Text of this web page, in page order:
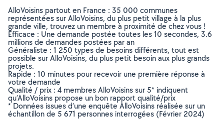
AlloVoisins partout en France : 35 000 communes
représentées sur AlloVoisins, du plus petit village à la plus
grande ville, trouvez un membre à proximité de chez vous !
Efficace : Une demande postée toutes les 10 secondes, 3.6
millions de demandes postées par an
Généraliste : 1 250 types de besoins différents, tout est
possible sur AlloVoisins, du plus petit besoin aux plus grands
projets.
Rapide : 10 minutes pour recevoir une première réponse à
votre demande
Qualité / prix : 4 membres AlloVoisins sur 5* indiquent
qu’AlloVoisins propose un bon rapport qualité/prix
* Données issues d’une enquête AlloVoisins réalisée sur un
échantillon de 5 671 personnes interrogées (Février 2024)